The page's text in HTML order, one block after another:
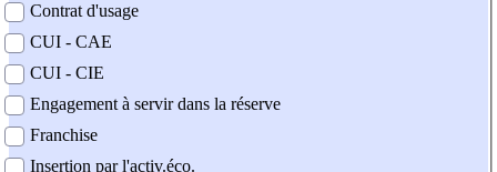
Contrat d'usage
CUI - CAE
CUI - CIE
Engagement à servir dans la réserve
Franchise
Insertion par l'activ.éco.